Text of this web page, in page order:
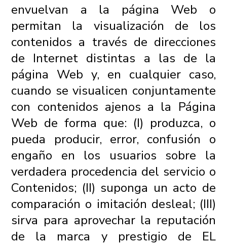
envuelvan a la página Web o
permitan la visualización de los
contenidos a través de direcciones
de Internet distintas a las de la
página Web y, en cualquier caso,
cuando se visualicen conjuntamente
con contenidos ajenos a la Página
Web de forma que: (I) produzca, o
pueda producir, error, confusión o
engaño en los usuarios sobre la
verdadera procedencia del servicio o
Contenidos; (II) suponga un acto de
comparación o imitación desleal; (III)
sirva para aprovechar la reputación
de la marca y prestigio de EL